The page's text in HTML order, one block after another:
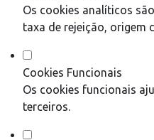
Os cookies analíticos
taxa de rejeição, origem
Cookies Funcionais
Os cookies funcionais
terceiros.